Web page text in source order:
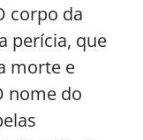
corpo da
perícia, que
morte e
nome do